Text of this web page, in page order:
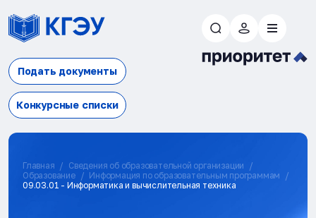
Подать документы
Конкурсные списки
Главная
Сведения об образовательной организации
Образование
Информация по образовательным программам
09.03.01 - Информатика и вычислительная техника